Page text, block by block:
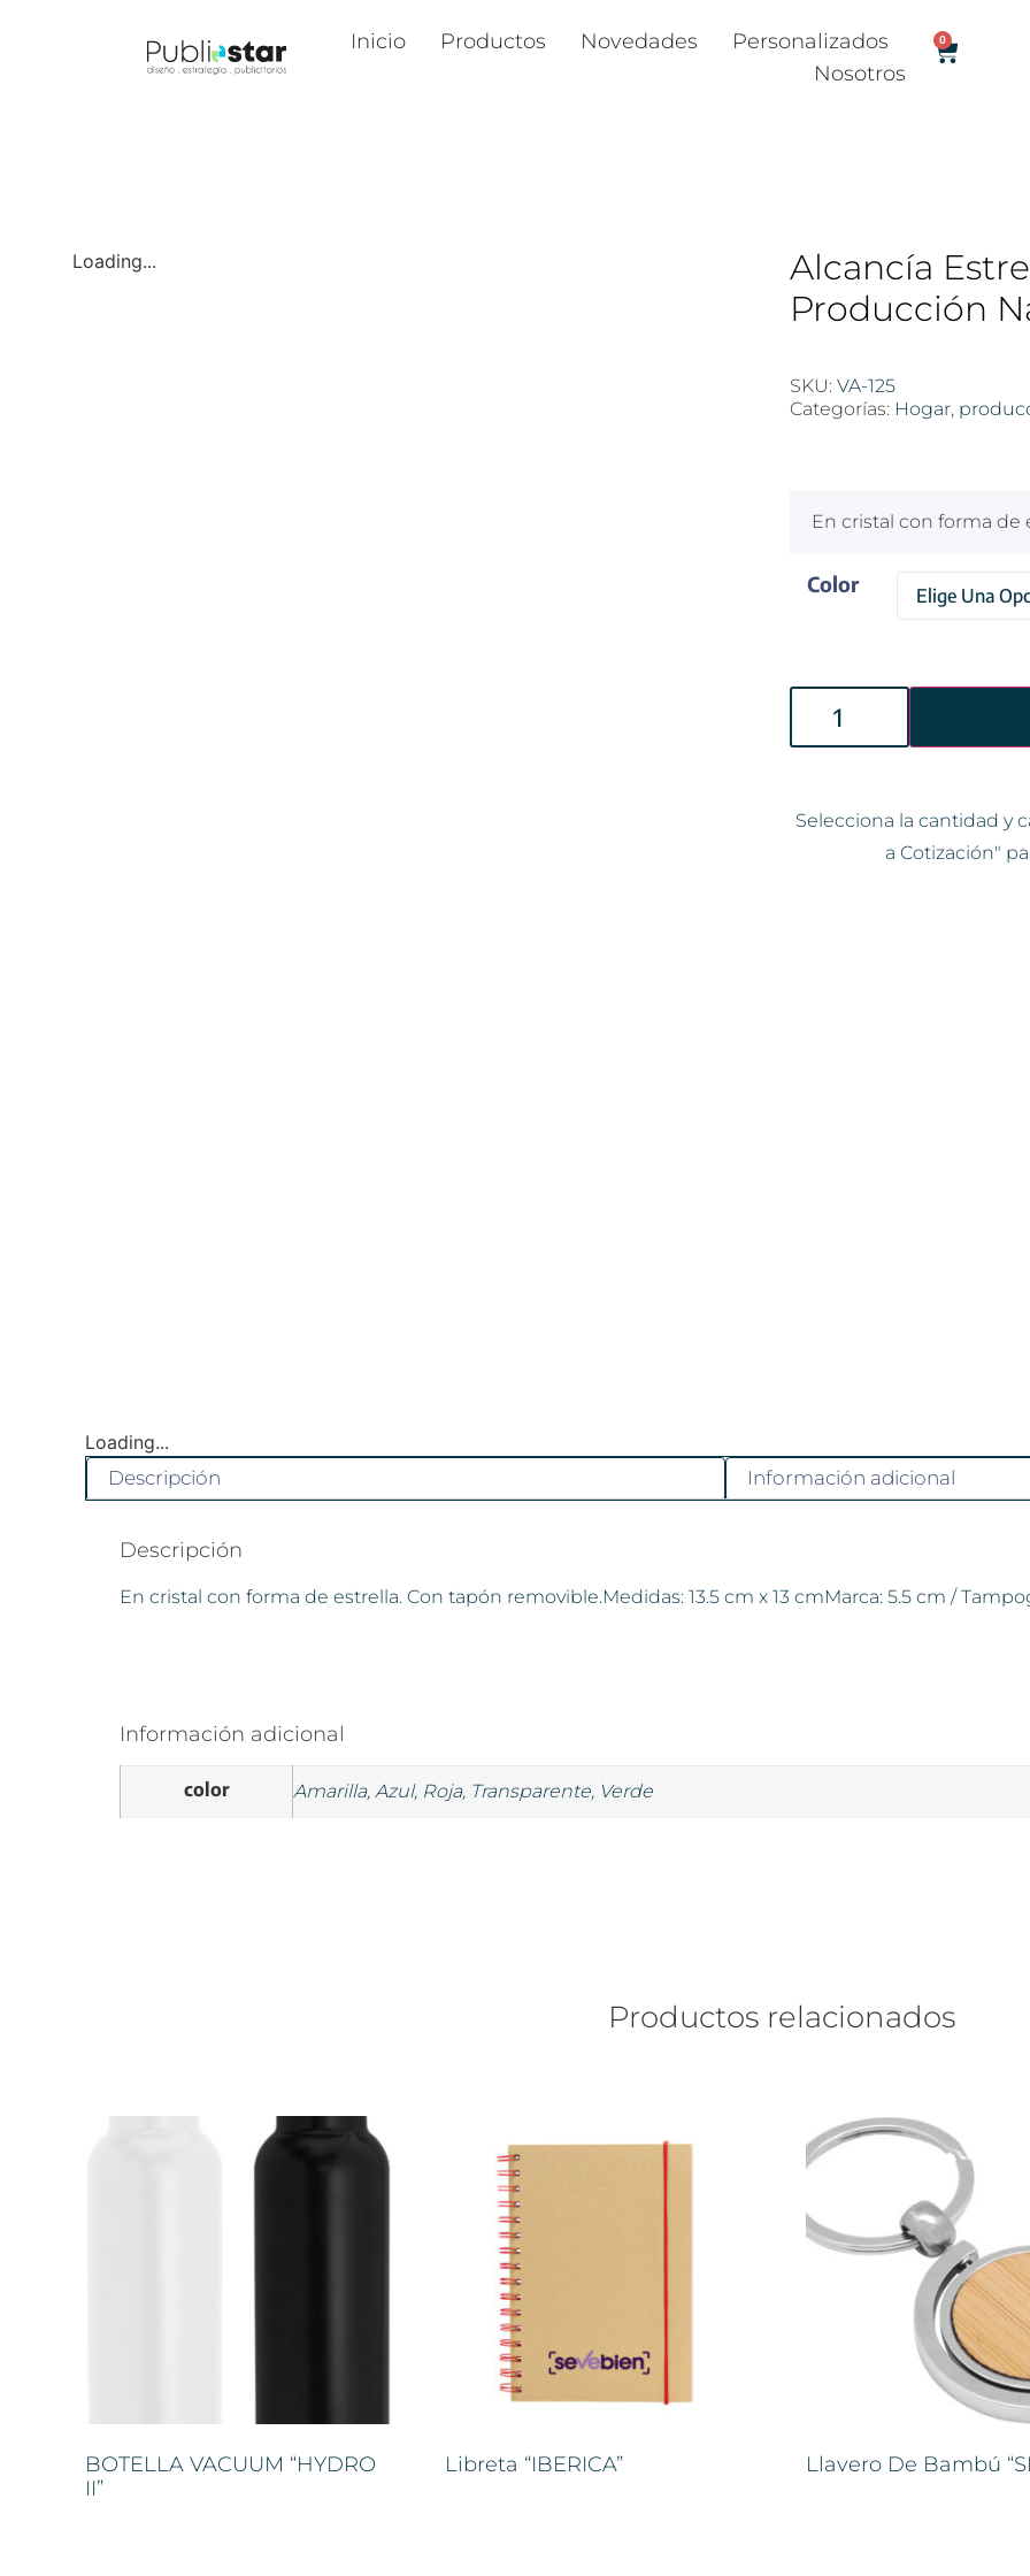
Inicio Productos Novedades
Personalizados
Nosotros
0
Loading...
Alcancía
Producción
SKU: VA-125
Categorías: Hogar,
En cristal con forma de
Color
Selecciona la cantidad y
a Cotización"
Loading...
Descripción
Información adicional
Descripción
En cristal con forma de estrella. Con tapón removible.Medidas: 13.5 cm x 13 cmMarca: 5.5 cm /
Información adicional
color Amarilla, Azul, Roja, Transparente, Verde
Productos relacionados
BOTELLA VACUUM “HYDRO
II”
Libreta “IBERICA” Llavero De Bambú